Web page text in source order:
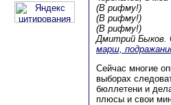
(В рифму!)
(В рифму!)
(В рифму!)
Дмитрий Быков.
марш,
Сейчас многие
выборах
бюллетени и
плюсы и свои